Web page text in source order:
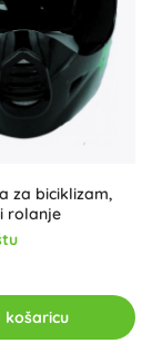
za biciklizam,
rolanje
košaricu